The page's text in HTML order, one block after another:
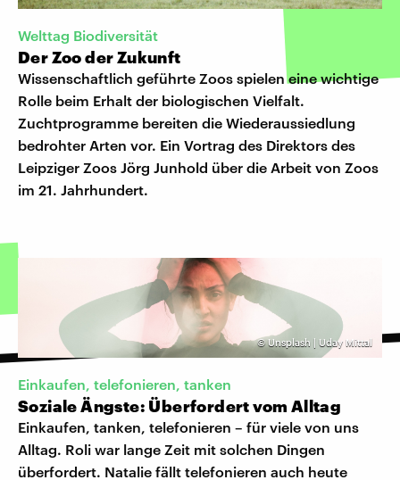
Welttag Biodiversität
Der Zoo der Zukunft
Wissenschaftlich geführte Zoos spielen eine wichtige
Rolle beim Erhalt der biologischen Vielfalt.
Zuchtprogramme bereiten die Wiederaussiedlung
bedrohter Arten vor. Ein Vortrag des Direktors des
Leipziger Zoos Jörg Junhold über die Arbeit von Zoos
im 21. Jahrhundert.
©Unsplash | Uday Mittal
Einkaufen, telefonieren, tanken
Soziale Ängste: Überfordert vom Alltag
Einkaufen, tanken, telefonieren – für viele von uns
Alltag. Roli war lange Zeit mit solchen Dingen
überfordert. Natalie fällt telefonieren auch heute